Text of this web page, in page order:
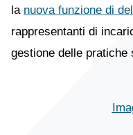
la nuova funzione di
rappresentanti di
gestione delle pratiche